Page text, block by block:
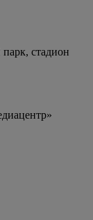
парк, стадион